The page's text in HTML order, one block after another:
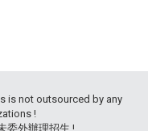
is not outsourced by any
!
委外辦理招生 !